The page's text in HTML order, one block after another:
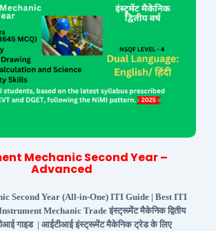
Mechanic Second Year–
Advanced
Second Year (All-in-One) ITI Guide | Best ITI
Mechanic Trade इंस्ट्रूमेंट मैकेनिक द्वितीय
गाइड | आईटीआई इंस्ट्रूमेंट मैकेनिक ट्रेड के लिए